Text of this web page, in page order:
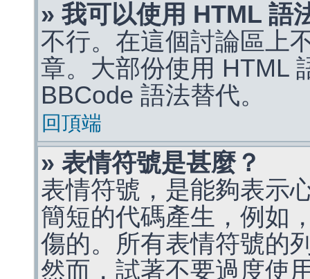
» 我可以使用 HTML 語
不行。在這個討論區上
章。大部份使用 HTML
BBCode 語法替代。
回頂端
» 表情符號是甚麼？
表情符號，是能夠表示
簡短的代碼產生，例如
傷的。所有表情符號的
然而，試著不要過度使